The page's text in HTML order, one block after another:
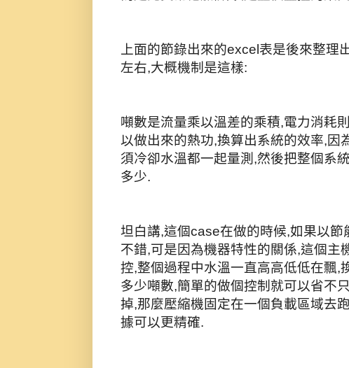
上面的節錄出來的excel表是後來整
左右,大概機制是這樣:
噸數是流量乘以溫差的乘積,電力消耗
以做出來的熱功,換算出系統的效率,因
須冷卻水溫都一起量測,然後把整個系
多少.
坦白講,這個case在做的時候,如果以
不錯,可是因為機器特性的關係,這個主
控,整個過程中水溫一直高高低低在飄,
多少噸數,簡單的做個控制就可以省不
掉,那麼壓縮機固定在一個負載區域去
據可以更精確.